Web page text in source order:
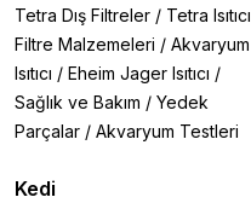
Tetra Dış Filtreler / Tetra Isıtıcı
Filtre Malzemeleri / Akvaryum
Isıtıcı / Eheim Jager Isıtıcı /
Sağlık ve Bakım / Yedek
Parçalar / Akvaryum Testleri
Kedi